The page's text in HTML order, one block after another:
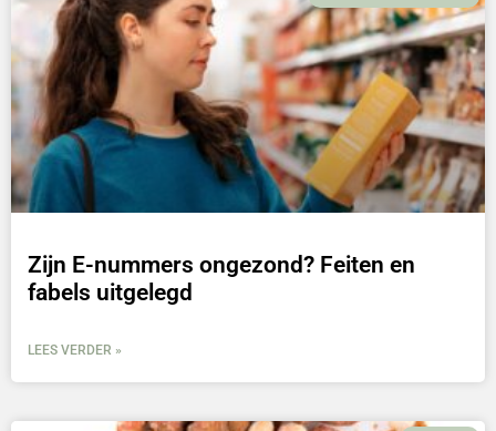
Zijn E-nummers ongezond? Feiten en
fabels uitgelegd
LEES VERDER »